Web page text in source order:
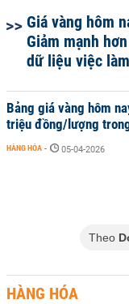
Giá vàng hôm
Giảm mạnh
dữ liệu việc
Bảng giá vàng hôm
triệu đồng/lượng
HÀNG HÓA - 05-04-2026
Theo
HÀNG HÓA